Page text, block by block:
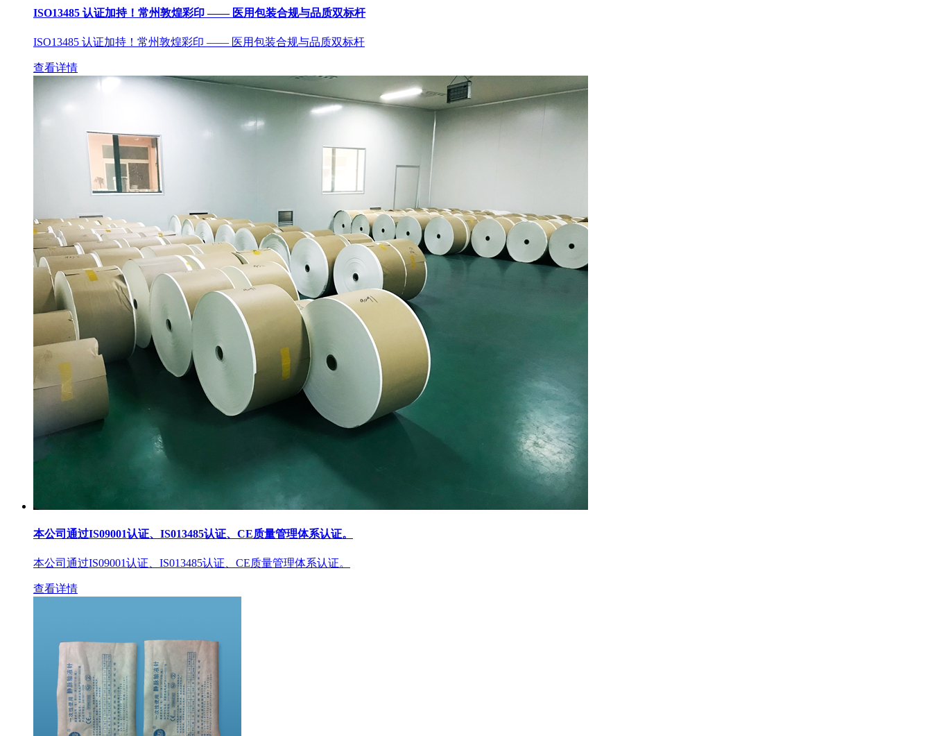
ISO13485 认证加持！常州敦煌彩印 —— 医用包装合规与品质双标杆
ISO13485 认证加持！常州敦煌彩印 —— 医用包装合规与品质双标杆
查看详情
本公司通过IS09001认证、IS013485认证、CE质量管理体系认证。
本公司通过IS09001认证、IS013485认证、CE质量管理体系认证。
查看详情